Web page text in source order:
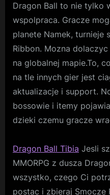
Dragon Ball to nie tylko
wspolpraca. Gracze
planete Namek, turnieje
Ribbon. Mozna
na globalnej mapie.To,
na tle innych gier jest
aktualizacje i support.
bossowie i itemy
dzieki czemu gracze
Dragon Ball Tibia Jesli
MMORPG z dusza
wszystko, czego Ci
postac i zbieraj Smocze